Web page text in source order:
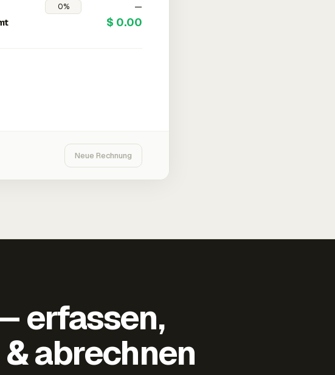
—
$ 0.00
Neue Rechnung
erfassen,
abrechnen